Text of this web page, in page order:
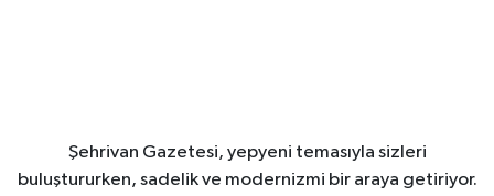
Şehrivan Gazetesi, yepyeni temasıyla sizleri
buluştururken, sadelik ve modernizmi bir araya getiriyor.